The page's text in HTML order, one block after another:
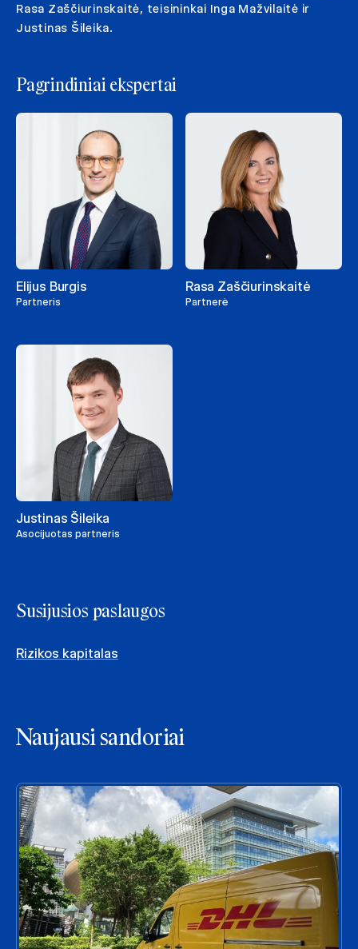
Rasa Zaščiurinskaitė, teisininkai Inga Mažvilaitė ir
Justinas Šileika.
Pagrindiniai ekspertai
Elijus Burgis
Partneris
Rasa Zaščiurinskaitė
Partnerė
Justinas Šileika
Asocijuotas partneris
Susijusios paslaugos
Rizikos kapitalas
Naujausi sandoriai